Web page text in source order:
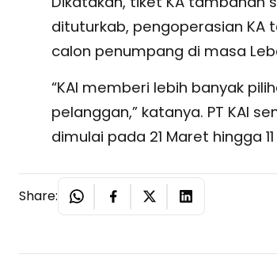
dituturkab, pengoperasian
calon penumpang di masa
“KAI memberi lebih banyak
pelanggan,” katanya. PT KAI
dimulai pada 21 Maret hingga
Share: